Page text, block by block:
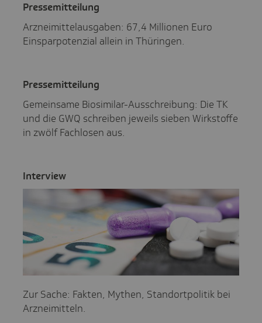
Pres­se­mit­tei­lung
Arzneimittelausgaben: 67,4 Millionen Euro
Einsparpotenzial allein in Thüringen.
Pres­se­mit­tei­lung
Gemeinsame Biosimilar-Ausschreibung: Die TK
und die GWQ schreiben jeweils sieben Wirkstoffe
in zwölf Fachlosen aus.
Inter­view
Zur Sache: Fakten, Mythen, Standortpolitik bei
Arzneimitteln.